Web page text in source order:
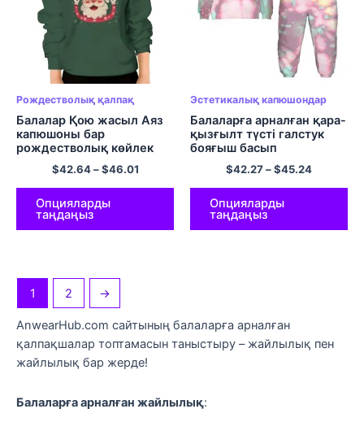
Рождестволық қалпақ
Балалар Қою жасыл Аяз
капюшоны бар
рождестволық көйлек
жүннен жасалған жылы
және жұмсақ полиэстер
пуловер
$42.64–$46.01
Опцияларды
таңдаңыз
Эстетикалық капюшондар
Балаларға арналған қара-
қызғылт түсті галстук
бояғыш басып
шығарылған юбка
жиынтықтары Қыздар
мен ұлдарға арналған
жайлы полиэфирден
жасалған капюстер
жиынтықтары
$42.27–$45.24
Опцияларды
таңдаңыз
1 2 →
AnwearHub.com сайтының балаларға арналған
қалпақшалар топтамасын таныстыру – жайлылық пен
жайлылық бар жерде!
Балаларға арналған жайлылық: